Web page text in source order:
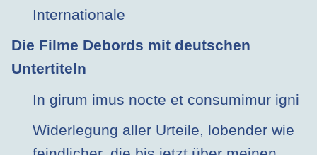
Internationale
Die Filme Debords mit deutschen
Untertiteln
In girum imus nocte et consumimur igni
Widerlegung aller Urteile, lobender wie